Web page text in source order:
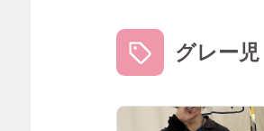
グレー児